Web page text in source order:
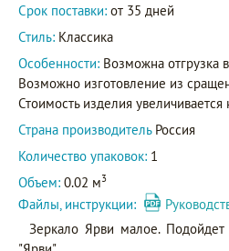
Срок поставки: от 35 дней
Стиль: Классика
Особенности: Возможна отгрузка
Возможно изготовление из
Стоимость изделия увеличивается
Страна производитель Россия
Количество упаковок: 1
Объем: 0.02 м3
Файлы, инструкции:
Зеркало Ярви малое.